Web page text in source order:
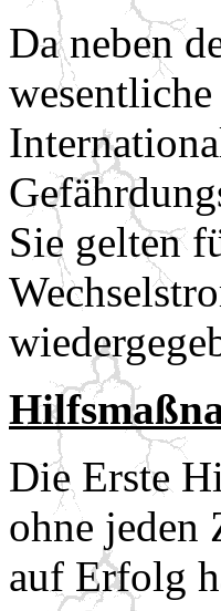
Da neben
Sie gelten
Die Erste
ohne jeden
auf Erfolg